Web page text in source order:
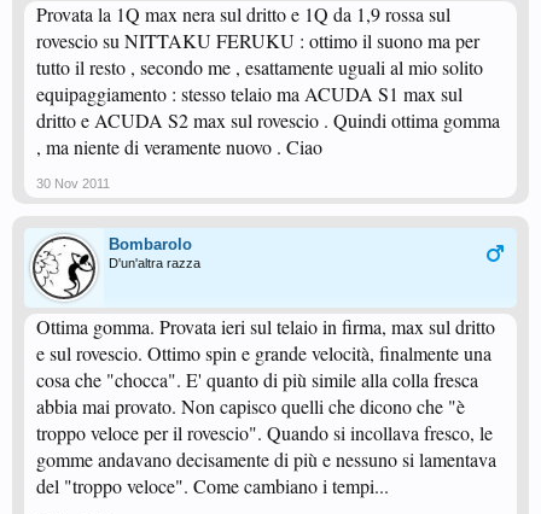
Provata la 1Q max nera sul dritto e 1Q da 1,9 rossa sul
rovescio su NITTAKU FERUKU : ottimo il suono ma per
tutto il resto , secondo me , esattamente uguali al mio solito
equipaggiamento : stesso telaio ma ACUDA S1 max sul
dritto e ACUDA S2 max sul rovescio . Quindi ottima gomma
, ma niente di veramente nuovo . Ciao
30 Nov 2011
Bombarolo
D'un'altra razza
Ottima gomma. Provata ieri sul telaio in firma, max sul dritto
e sul rovescio. Ottimo spin e grande velocità, finalmente una
cosa che "chocca". E' quanto di più simile alla colla fresca
abbia mai provato. Non capisco quelli che dicono che "è
troppo veloce per il rovescio". Quando si incollava fresco, le
gomme andavano decisamente di più e nessuno si lamentava
del "troppo veloce". Come cambiano i tempi...